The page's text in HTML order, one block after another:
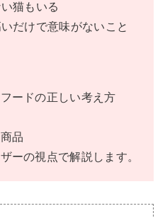
猫もいる
だけで意味がないこと
ードの正しい考え方
品
ーの視点で解説します。